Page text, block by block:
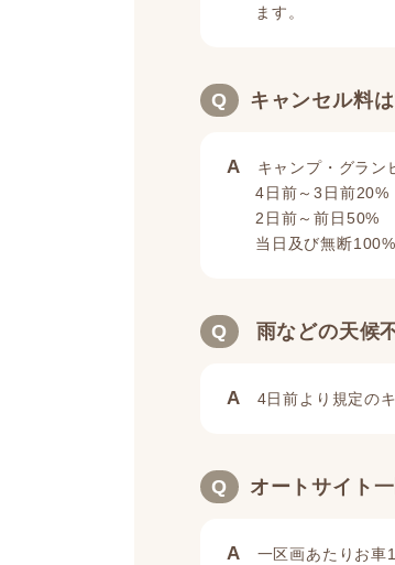
ます。
Q キャンセル料
A
キャンプ・グラン
4日前～3日前20%
2日前～前日50%
当日及び無断100%
Q 雨などの天候
A 4日前より規定の
Q オートサイト
A 一区画あたりお車